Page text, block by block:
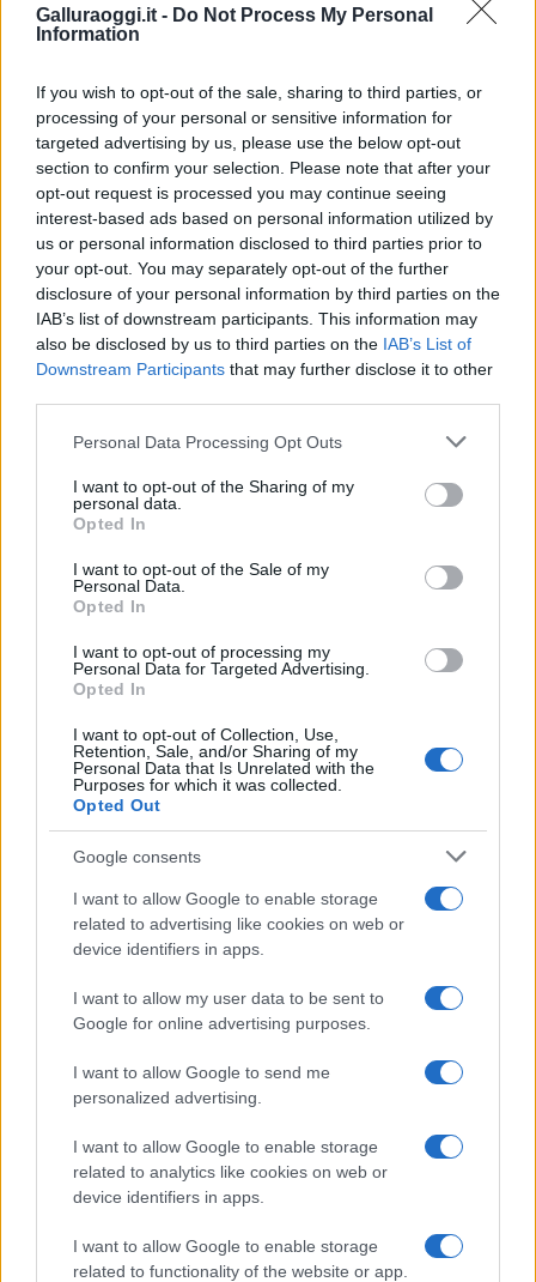
Galluraoggi.it - Do Not Process My Personal
Information
If you wish to opt-out of the sale, sharing to third parties, or
processing of your personal or sensitive information for
targeted advertising by us, please use the below opt-out
section to confirm your selection. Please note that after your
opt-out request is processed you may continue seeing
interest-based ads based on personal information utilized by
us or personal information disclosed to third parties prior to
your opt-out. You may separately opt-out of the further
disclosure of your personal information by third parties on the
IAB’s list of downstream participants. This information may
also be disclosed by us to third parties on the IAB’s List of
Downstream Participants that may further disclose it to other
Please note that this website/app uses one or more Google
not limited to your visit or usage behaviour. You may click to
grant or deny consent to Google and its third-party tags to
use your data for below specified purposes in below Google
consent section.
Personal Data Processing Opt Outs
I want to opt-out of the Sharing of my
personal data.
Opted In
I want to opt-out of the Sale of my
Personal Data.
Opted In
I want to opt-out of processing my
Personal Data for Targeted Advertising.
Opted In
I want to opt-out of Collection, Use,
Retention, Sale, and/or Sharing of my
Personal Data that Is Unrelated with the
Purposes for which it was collected.
Opted Out
Google consents
I want to allow Google to enable storage
related to advertising like cookies on web or
device identifiers in apps.
I want to allow my user data to be sent to
Google for online advertising purposes.
I want to allow Google to send me
personalized advertising.
I want to allow Google to enable storage
related to analytics like cookies on web or
device identifiers in apps.
I want to allow Google to enable storage
related to functionality of the website or app.
Notizie in tempo reale?
Inviaci le tue segnalazioni,
i tuoi video e le tue foto
Su WhatsApp al numero +39
345 356 7512
daGoogle News
Condividi l'articolo
a
ce
b
o
o
k
w
it
te
r
Pi
n
re
st
h
s
A
p
S
h
re
Prossimo articolo
Jovanotti, Gabry Ponte e Alfa: Olbia ombelico del
mondo per una notte
Giorgia Meloni a La Maddalena, la vicesindaco:
vigili del fuoco a Rudalza